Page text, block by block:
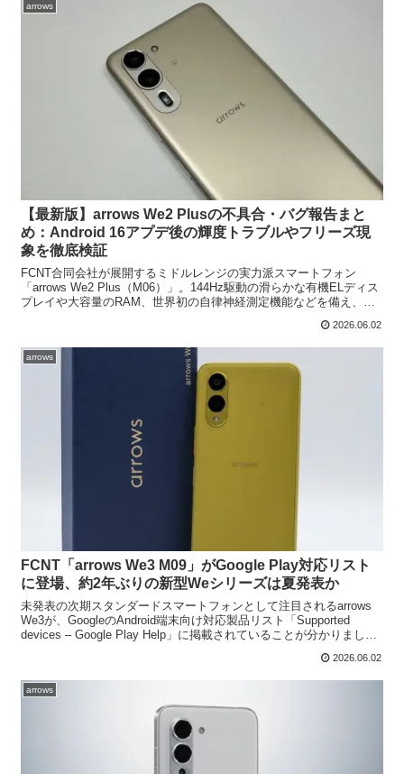
arrows
【最新版】arrows We2 Plusの不具合・バグ報告まと
め：Android 16アプデ後の輝度トラブルやフリーズ現
象を徹底検証
FCNT合同会社が展開するミドルレンジの実力派スマートフォン
「arrows We2 Plus（M06）」。144Hz駆動の滑らかな有機ELディス
プレイや大容量のRAM、世界初の自律神経測定機能などを備え、高
2026.06.02
arrows
FCNT「arrows We3 M09」がGoogle Play対応リスト
に登場、約2年ぶりの新型Weシリーズは夏発表か
未発表の次期スタンダードスマートフォンとして注目されるarrows
We3が、GoogleのAndroid端末向け対応製品リスト「Supported
devices – Google Play Help」に掲載されていることが分かりまし
2026.06.02
arrows